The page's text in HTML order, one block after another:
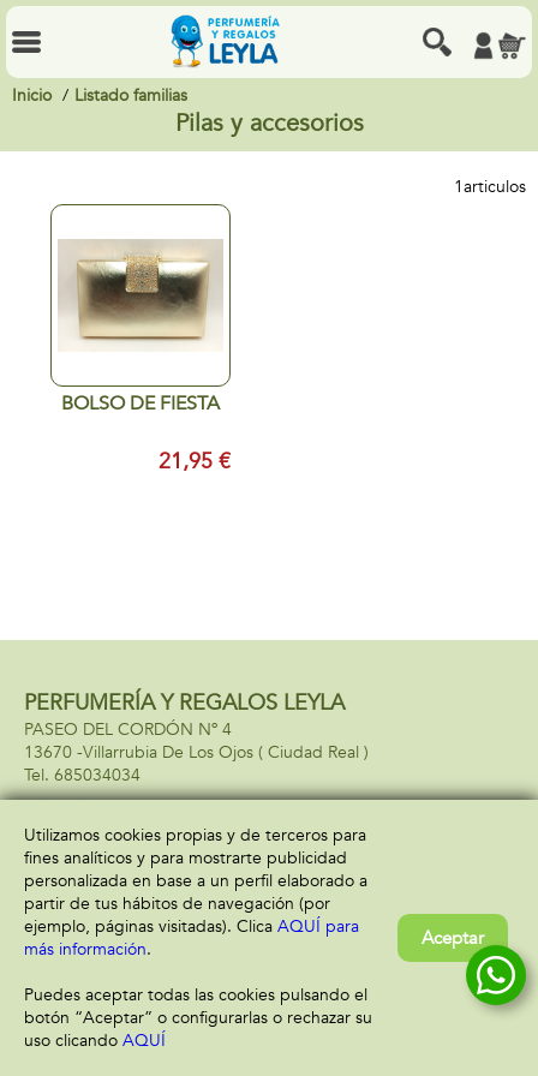
Inicio Listado familias
Pilas y accesorios
1articulos
BOLSO DE FIESTA
21,95 €
Filtrar
PERFUMERÍA Y REGALOS LEYLA
PASEO DEL CORDÓN Nº 4
13670 -Villarrubia De Los Ojos ( Ciudad Real )
685034034
Información
Aviso legal
Política de privacidad
Política de cookies
Atención al cliente
Envío y devolución
Utilizamos cookies propias y de terceros para
fines analíticos y para mostrarte publicidad
personalizada en base a un perfil elaborado a
partir de tus hábitos de navegación (por
ejemplo, páginas visitadas). Clica AQUÍ para
más información.
Puedes aceptar todas las cookies pulsando el
botón “Aceptar” o configurarlas o rechazar su
uso clicando AQUÍ
Aceptar